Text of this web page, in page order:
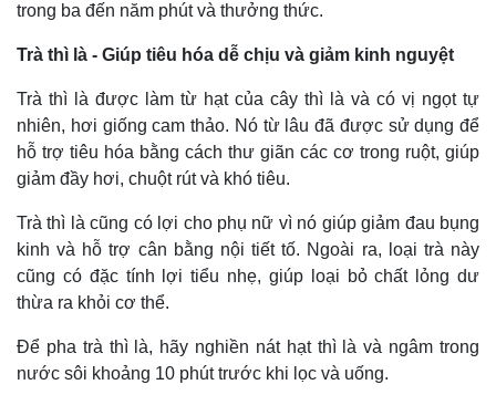
Pháp luật
Tin nóng
Tư vấn luật
Quân sự - Quốc phòng
Việt Nam
Phân tích
trong ba đến năm phút và thưởng thức.
Trà thì là - Giúp tiêu hóa dễ chịu và giảm kinh nguyệt
Trà thì là được làm từ hạt của cây thì là và có vị ngọt tự
nhiên, hơi giống cam thảo. Nó từ lâu đã được sử dụng để
hỗ trợ tiêu hóa bằng cách thư giãn các cơ trong ruột, giúp
giảm đầy hơi, chuột rút và khó tiêu.
Trà thì là cũng có lợi cho phụ nữ vì nó giúp giảm đau bụng
kinh và hỗ trợ cân bằng nội tiết tố. Ngoài ra, loại trà này
cũng có đặc tính lợi tiểu nhẹ, giúp loại bỏ chất lỏng dư
thừa ra khỏi cơ thể.
Để pha trà thì là, hãy nghiền nát hạt thì là và ngâm trong
nước sôi khoảng 10 phút trước khi lọc và uống.